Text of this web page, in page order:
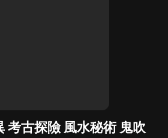
考古探險 風水秘術 鬼吹